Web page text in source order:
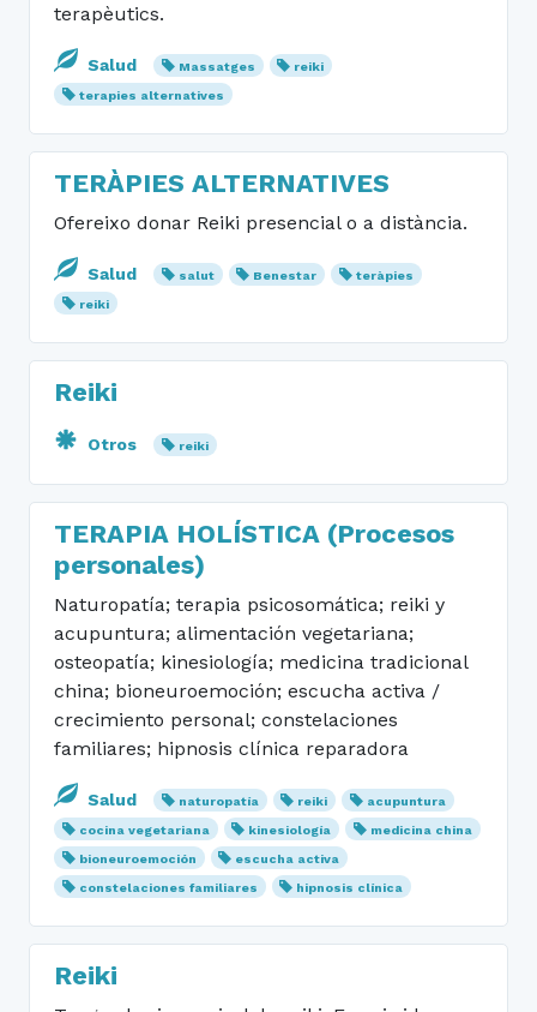
terapèutics.
Salud Massatges
reiki
terapies alternatives
TERÀPIES ALTERNATIVES
Ofereixo donar Reiki presencial o a distància.
Salud salut Benestar
teràpies
reiki
Reiki
Otros reiki
TERAPIA HOLÍSTICA (Procesos
personales)
Naturopatía; terapia psicosomática; reiki y
acupuntura; alimentación vegetariana;
osteopatía; kinesiología; medicina tradicional
china; bioneuroemoción; escucha activa /
crecimiento personal; constelaciones
familiares; hipnosis clínica reparadora
Salud naturopatía reiki
acupuntura
cocina vegetariana
kinesiología
medicina china
bioneuroemoción
escucha activa
constelaciones familiares
hipnosis clínica
Reiki